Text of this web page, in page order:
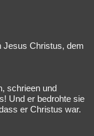
Jesus Christus, dem
schrieen und
Und er bedrohte sie
er Christus war.